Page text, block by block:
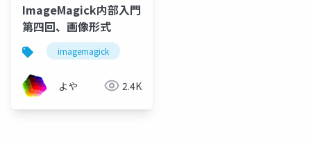
ImageMagick内部入門
第四回、画像形式
imagemagick
よや 2.4K